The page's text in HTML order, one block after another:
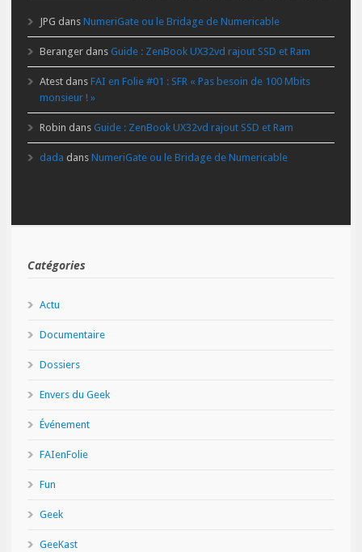
JPG dans NumeriGate ou le Bridage de Numericable
Beranger dans Guide : ZenBook UX32vd rajout SSD et Ram
Atest dans FAI en Folie #01 : SFR « Pas besoin de 100 Mbits
monsieur ! »
Robin dans Guide : ZenBook UX32vd rajout SSD et Ram
dada dans NumeriGate ou le Bridage de Numericable
Catégories
Actu
Documentaire
Dossiers
Envers du Geek
Événement
FAIenFolie
Fun
Geek
GeeKast